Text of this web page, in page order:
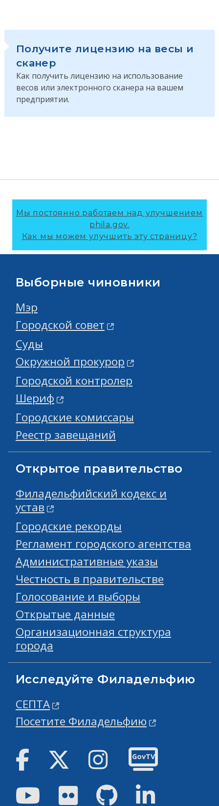
Получите лицензию на весы и
сканер
Как получить лицензию на использование
весов или электронного сканера на вашем
предприятии.
Мы постоянно работаем над улучшением
phila.gov.
Как мы можем улучшить эту страницу?
Выборные чиновники
Мэр
Городской совет
Суды
Окружной прокурор
Городской контролер
Шериф
Городские комиссары
Реестр завещаний
Открытое правительство
Филадельфийский кодекс и
устав
Городские рекорды
Регламент городского агентства
Административные указы
Честность в правительстве
Голосование и выборы
Открытые данные
Организационная структура
города
Исследуйте Филадельфию
СЕПТА
Посетите Филадельфию
Facebook Твиттер инстаграм
GovTV
YoutubeFlickr GitHub